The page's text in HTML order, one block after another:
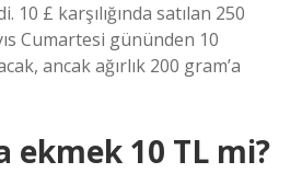
10 £ karşılığında satılan 250
Cumartesi gününden 10
ancak ağırlık 200 gram’a
ekmek 10 TL mi?